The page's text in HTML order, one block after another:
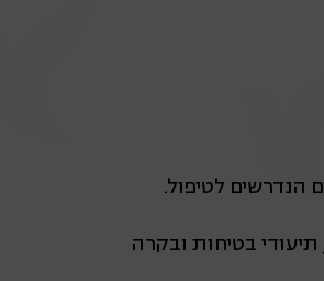
הנדרשים לטיפול.
בטיחות ובקרה